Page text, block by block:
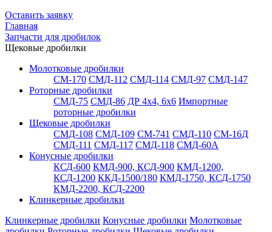
Оставить заявку
Главная
Запчасти для дробилок
Щековые дробилки
Молотковые дробилки
СМ-170 СМД-112 СМД-114 СМД-97 СМД-147
Роторные дробилки
СМД-75 СМД-86 ДР 4х4, 6х6 Импортные
роторные дробилки
Щековые дробилки
СМД-108 СМД-109 СМ-741 СМД-110 СМ-16Д
СМД-111 СМД-117 СМД-118 СМД-60А
Конусные дробилки
КСД-600 КМД-900, КСД-900 КМД-1200,
КСД-1200 ККД-1500/180 КМД-1750, КСД-1750
КМД-2200, КСД-2200
Клинкерные дробилки
Клинкерные дробилки Конусные дробилки Молотковые